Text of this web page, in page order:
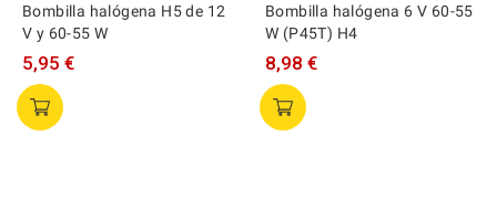
Bombilla halógena H5 de 12
V y 60-55 W
5,95 €
Bombilla halógena 6 V 60-55
W (P45T) H4
8,98 €